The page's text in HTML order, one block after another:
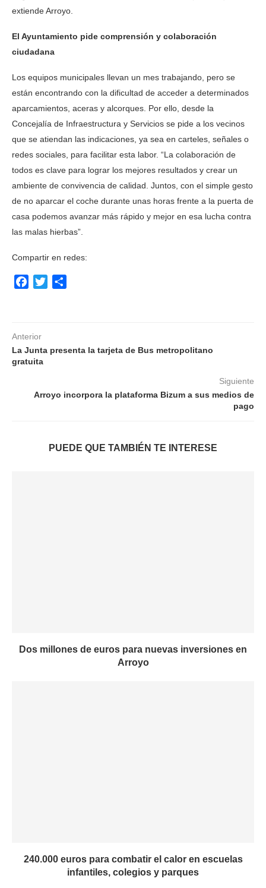
extiende Arroyo.
El Ayuntamiento pide comprensión y colaboración
ciudadana
Los equipos municipales llevan un mes trabajando, pero se
están encontrando con la dificultad de acceder a determinados
aparcamientos, aceras y alcorques. Por ello, desde la
Concejalía de Infraestructura y Servicios se pide a los vecinos
que se atiendan las indicaciones, ya sea en carteles, señales o
redes sociales, para facilitar esta labor. “La colaboración de
todos es clave para lograr los mejores resultados y crear un
ambiente de convivencia de calidad. Juntos, con el simple gesto
de no aparcar el coche durante unas horas frente a la puerta de
casa podemos avanzar más rápido y mejor en esa lucha contra
las malas hierbas”.
Compartir en redes:
Facebook
Twitter
Anterior
La Junta presenta la tarjeta de Bus metropolitano
gratuita
Siguiente
Arroyo incorpora la plataforma Bizum a sus medios de
pago
PUEDE QUE TAMBIÉN TE INTERESE
Dos millones de euros para nuevas inversiones en
Arroyo
240.000 euros para combatir el calor en escuelas
infantiles, colegios y parques